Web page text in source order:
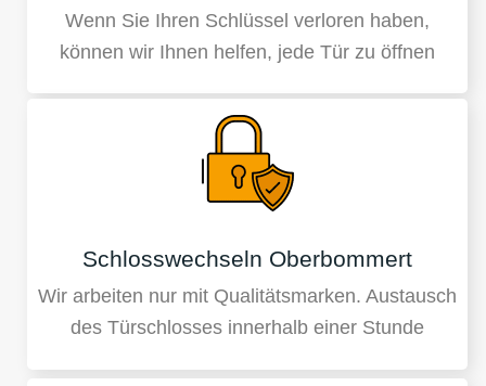
Wenn Sie Ihren Schlüssel verloren haben,
können wir Ihnen helfen, jede Tür zu öffnen
Schlosswechseln Oberbommert
Wir arbeiten nur mit Qualitätsmarken. Austausch
des Türschlosses innerhalb einer Stunde